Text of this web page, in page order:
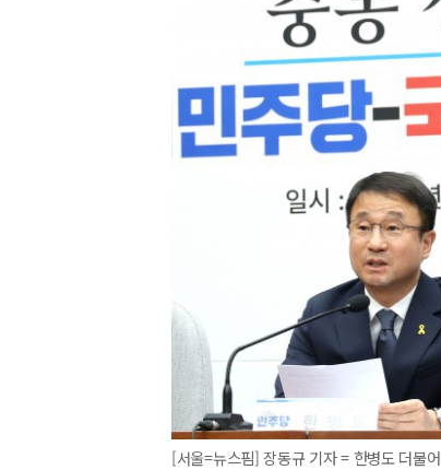
[서울=뉴스핌] 장동규 기자 = 한병도 더불